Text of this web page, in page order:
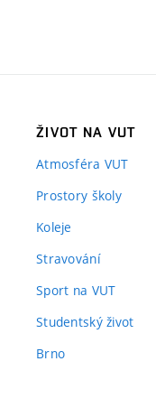
ŽIVOT NA VUT
Atmosféra VUT
Prostory školy
Koleje
Stravování
Sport na VUT
Studentský život
Brno